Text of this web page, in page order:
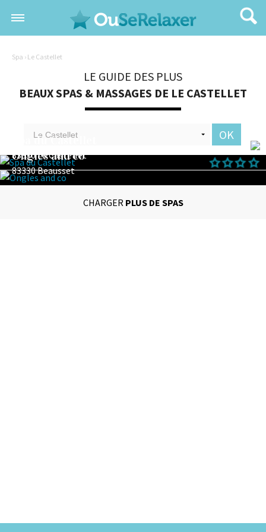
Spa › Le Castellet
LE GUIDE DES PLUS
BEAUX SPAS & MASSAGES DE LE CASTELLET
OK
Spa du Castellet
83330 Le Castellet
Ongles and co
83330 Beausset
CHARGER PLUS DE SPAS